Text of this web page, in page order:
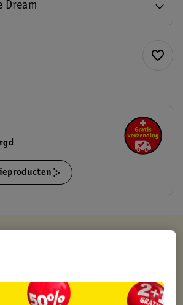
Dream
winkel
22:00 uur besteld, volgende dag in huis
vanaf 50.00